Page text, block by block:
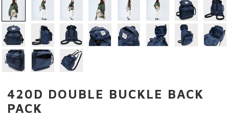
420D DOUBLE BUCKLE BACK
PACK